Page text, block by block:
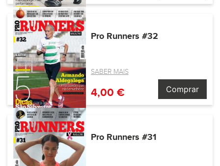
Pro Runners #32
SABER MAIS
4,00 € Comprar
Pro Runners #31